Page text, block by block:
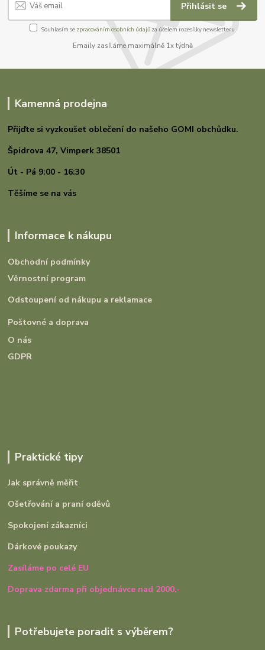
Přihlásit se
Souhlasím se zpracováním osobních údajůza účelem rozesílky newsletteru.
Emaily zasíláme maximálně 1x týdně
Kamenná prodejna
Přijďte si vyzkoušet oblečení do našeho GOMI obchůdku.
Špidrova 47,Vimperk 38501
Út - Pá 9:00 - 16:30
Těšíme se na vás
Informace k nákupu
Obchodní podmínky
Věrnostní program
Odstoupení od nákupu a reklamace
Poštovné a doprava
O nás
GDPR
Praktické tipy
Jak správně měřit
Ošetřování a praní oděvů
Spokojení zákazníci
Dárkové poukazy
Zasíláme po celé EU
Doprava zdarma při objednávce nad 2000,-
Potřebujete poradit s výběrem?